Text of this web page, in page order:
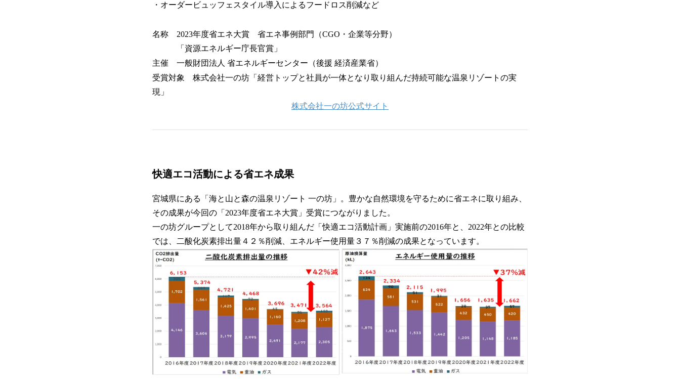
・オーダービュッフェスタイル導入によるフードロス削減など
名称 2023年度省エネ大賞 省エネ事例部門（CGO・企業等分野）
「資源エネルギー庁長官賞」
主催 一般財団法人 省エネルギーセンター（後援 経済産業省）
受賞対象 株式会社一の坊「経営トップと社員が一体となり取り組んだ持続可能な温泉リゾートの実
現」
株式会社一の坊公式サイト
快適エコ活動による省エネ成果
宮城県にある「海と山と森の温泉リゾート 一の坊」。豊かな自然環境を守るために省エネに取り組み、
その成果が今回の「2023年度省エネ大賞」受賞につながりました。
一の坊グループとして2018年から取り組んだ「快適エコ活動計画」実施前の2016年と、2022年との比較
では、二酸化炭素排出量４２％削減、エネルギー使用量３７％削減の成果となっています。